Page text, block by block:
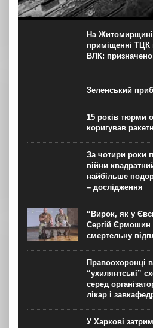
За словами представника уряду
погодилася не завдавати ударів
нафтових танкерах та об’єктах
моря, що мають критичне
казахстанської нафти, після...
На
приміщенні ТЦК
ВЛК:
Зеленський
15 років тюрми
коригував
За чотири роки
війни
найбільше
– дослідження
“Вирок, як у
Сергій Єрмошин
смертельну
Правоохоронці
“ухилянтські”
серед
лікар і
У Харкові